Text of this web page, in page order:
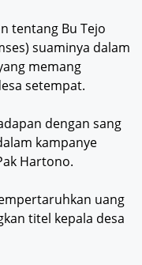
tentang Bu Tejo
suaminya dalam
memang
setempat.
dengan sang
kampanye
Hartono.
uang
titel kepala desa